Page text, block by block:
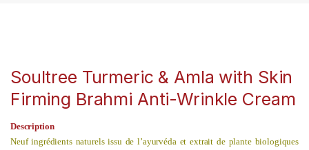
Soultree Turmeric & Amla with Skin
Firming Brahmi Anti-Wrinkle Cream
Description
Neuf ingrédients naturels issu de l’ayurvéda et extrait de plante biologiques